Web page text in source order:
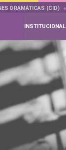
DRAMÁTICAS (CID)
INSTITUCIONAL